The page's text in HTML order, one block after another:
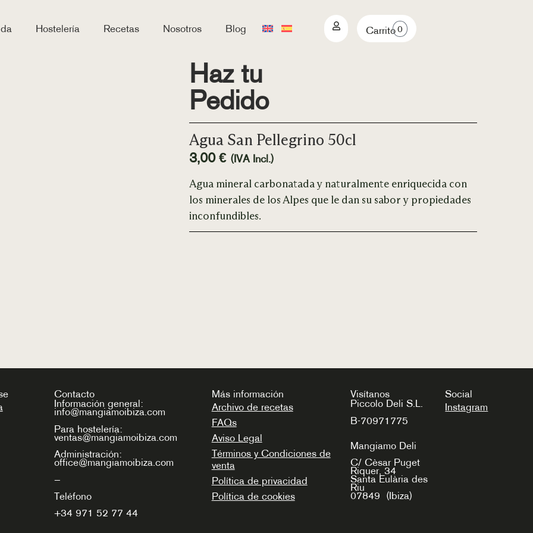
Hostelería Recetas Nosotros Blog Carrito0
Haz tu
Pedido
Agua San Pellegrino 50cl
3,00€ (IVA Incl.)
Agua mineral carbonatada y naturalmente enriquecida con
los minerales de los Alpes que le dan su sabor y propiedades
inconfundibles.
Contacto
Información general:
info@mangiamoibiza.com
Para hostelería:
ventas@mangiamoibiza.com
Administración:
office@mangiamoibiza.com
—
Teléfono
+34 971 52 77 44
Más información
Archivo de recetas
FAQs
Aviso Legal
Términos y Condiciones de
venta
Política de privacidad
Política de cookies
Visítanos
Piccolo Deli S.L.
B-70971775
Mangiamo Deli
C/ Cèsar Puget
Riquer, 34
Santa Eulària des
Riu
07849 (Ibiza)
Social
Instagram